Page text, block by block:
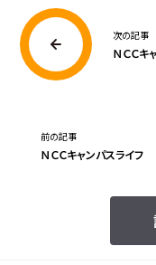
次の記事
ＮＣＣキ
前の記事
ＮＣＣキャンパスライフ